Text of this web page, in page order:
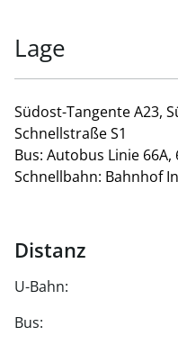
Lage
Südost-Tangente A23,
Schnellstraße S1
Bus: Autobus Linie 66A,
Schnellbahn: Bahnhof
Distanz
U-Bahn:
Bus: